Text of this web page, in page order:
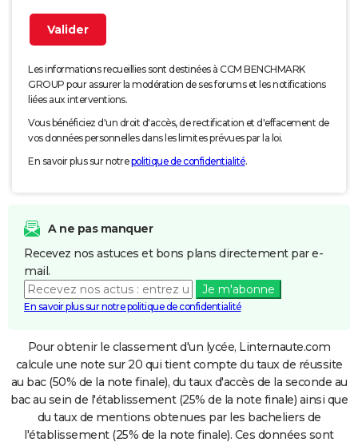
Les informations recueillies sont destinées à CCM BENCHMARK
GROUP pour assurer la modération de ses forums et les notifications
liées aux interventions.
Vous bénéficiez d'un droit d'accès, de rectification et d'effacement de
vos données personnelles dans les limites prévues par la loi.
En savoir plus sur notrepolitique de confidentialité.
A ne pas manquer
Recevez nos astuces et bons plans directement par e-
mail.
Je m'abonne
En savoir plus sur notre politique de confidentialité
Pour obtenir le classement d'un lycée, Linternaute.com
calcule une note sur 20 qui tient compte du taux de réussite
au bac (50% de la note finale), du taux d'accès de la seconde au
bac au sein de l'établissement (25% de la note finale) ainsi que
du taux de mentions obtenues par les bacheliers de
l'établissement (25% de la note finale). Ces données sont